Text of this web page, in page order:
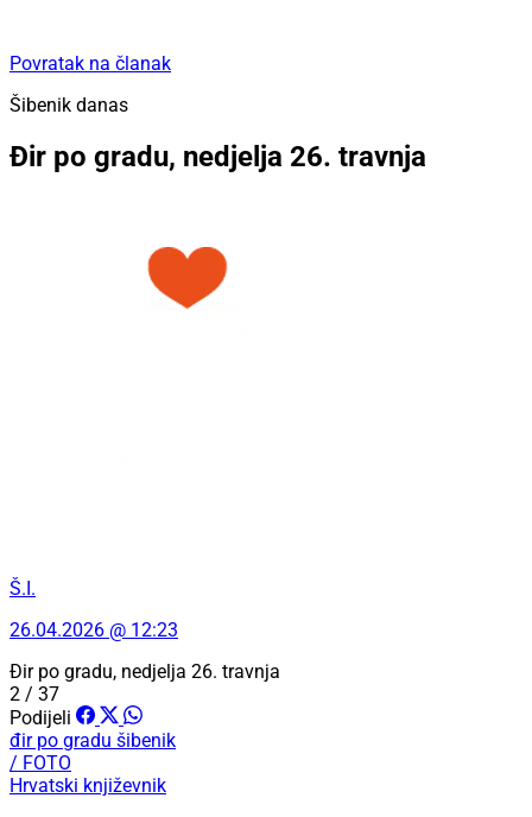
Povratak na članak
Šibenik danas
Đir po gradu, nedjelja 26. travnja
Š.I.
26.04.2026 @ 12:23
Đir po gradu, nedjelja 26. travnja
2 / 37
Podijeli
đir po gradu šibenik
/ FOTO
Hrvatski književnik